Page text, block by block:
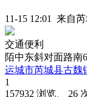
11-15 12:01 来自
交通便利
陌中东斜对面路南
运城市芮城县古魏
1
157932 浏览、 26